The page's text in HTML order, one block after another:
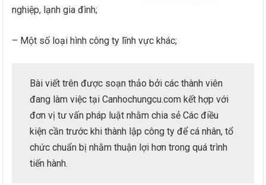
nghiệp, lạnh gia đình;
– Một số loại hình công ty lĩnh vực khác;
Bài viết trên được soạn thảo bởi các thành viên
đang làm việc tại Canhochungcu.com kết hợp với
đơn vị tư vấn pháp luật nhằm chia sẻ Các điều
kiện cần trước khi thành lập công ty để cá nhân, tổ
chức chuẩn bị nhằm thuận lợi hơn trong quá trình
tiến hành.